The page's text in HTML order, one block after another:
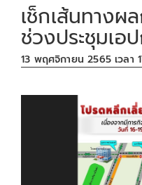
เช็กเส้นทางผ
ช่วงประชุมเอ
13 พฤศจิกายน 2565 เวลา